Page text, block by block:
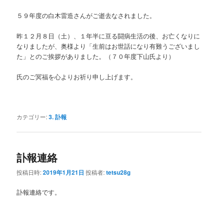
５９年度の白木雷造さんがご逝去なされました。
昨１２月８日（土）、１年半に亘る闘病生活の後、お亡くなりに
なりましたが、奥様より「生前はお世話になり有難うございまし
た」とのご挨拶がありました。（７０年度下山氏より）
氏のご冥福を心よりお祈り申し上げます。
カテゴリー:3. 訃報
訃報連絡
投稿日時:2019年1月21日 投稿者:tetsu28g
訃報連絡です。